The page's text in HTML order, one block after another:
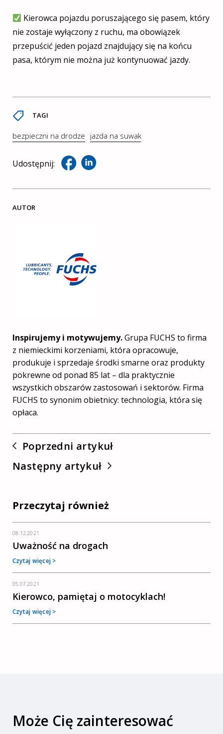
Kierowca pojazdu poruszającego się pasem, który
nie zostaje wyłączony z ruchu, ma obowiązek
przepuścić jeden pojazd znajdujący się na końcu
pasa, którym nie można już kontynuować jazdy.
TAGI
bezpieczni na drodze jazda na suwak
Udostępnij:
AUTOR
Inspirujemy i motywujemy.Grupa FUCHS to firma
z niemieckimi korzeniami, która opracowuje,
produkuje i sprzedaje środki smarne oraz produkty
pokrewne od ponad 85 lat – dla praktycznie
wszystkich obszarów zastosowań i sektorów. Firma
FUCHS to synonim obietnicy: technologia, która się
opłaca.
Poprzedni artykuł
Następny artykuł
Przeczytaj również
08.12.2021
Uważność na drogach
Czytaj więcej >
05.07.2021
Kierowco, pamiętaj o motocyklach!
Czytaj więcej >
Może Cię zainteresować